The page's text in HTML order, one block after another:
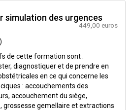
simulation des urgences
449,00 euros
de cette formation sont :
diagnostiquer et de prendre en
en ce qui concerne les
: accouchements des
accouchement du siège,
grossesse gemellaire et extractions